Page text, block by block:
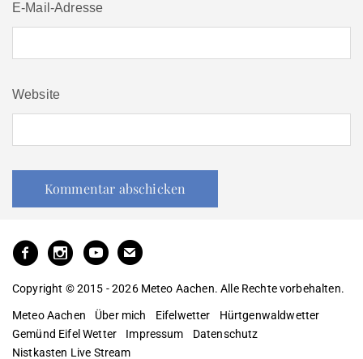
E-Mail-Adresse
Website
Copyright © 2015 - 2026 Meteo Aachen. Alle Rechte vorbehalten.
Meteo Aachen Über mich Eifelwetter
Hürtgenwaldwetter
Gemünd Eifel Wetter
Impressum
Datenschutz
Nistkasten Live Stream